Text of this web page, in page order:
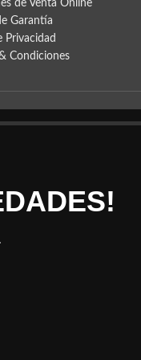
de Venta Online
Garantía
Privacidad
Condiciones